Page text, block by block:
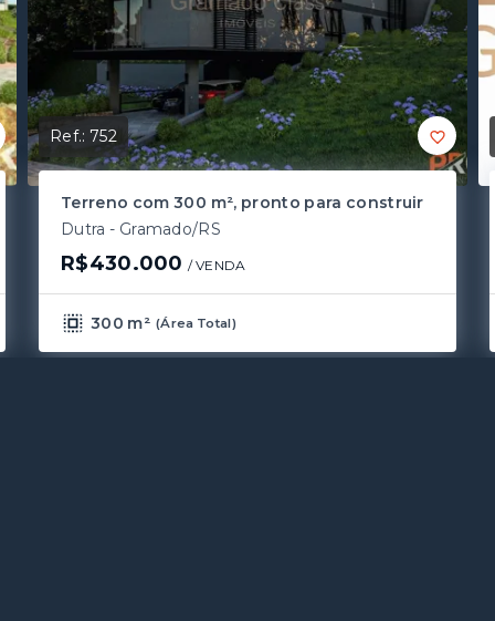
Ref.: 752
Terreno com 300 m², pronto para construir
Dutra - Gramado/RS
R$430.000 / VENDA
300 m² (Área Total)